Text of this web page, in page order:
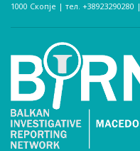
1000 Скопје | тел. +38923290280­ |